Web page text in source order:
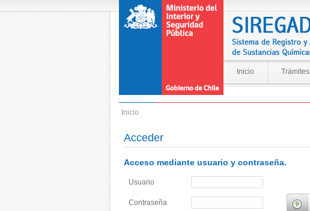
Inicio Trámites
Inicio
Acceder
Acceso mediante usuario y contraseña.
Usuario
Contraseña